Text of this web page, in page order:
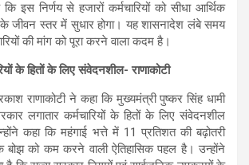
इस निर्णय से हजारों कर्मचारियों को सीधा आर्थिक
जीवन स्तर में सुधार होगा। यह शासनादेश लंबे समय
की मांग को पूरा करने वाला कदम है।
के हितों के लिए संवेदनशील- राणाकोटी
राणाकोटी ने कहा कि मुख्यमंत्री पुष्कर सिंह धामी
लगातार कर्मचारियों के हितों के लिए संवेदनशील
कहा कि महंगाई भत्ते में 11 प्रतिशत की बढ़ोतरी
बोझ को कम करने वाली ऐतिहासिक पहल है। उन्होंने